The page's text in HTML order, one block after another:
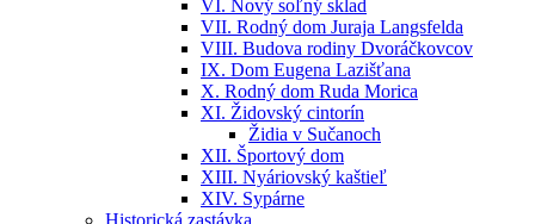
VI. Nový soľný sklad
VII. Rodný dom Juraja Langsfelda
VIII. Budova rodiny Dvoráčkovcov
IX. Dom Eugena Lazišťana
X. Rodný dom Ruda Morica
XI. Židovský cintorín
Židia v Sučanoch
XII. Športový dom
XIII. Nyáriovský kaštieľ
XIV. Sypárne
Historická zastávka